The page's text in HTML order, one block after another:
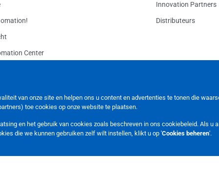
Center
Innovation Partners
Distributeurs
van onze site en helpen ons u content en advertenties te tonen die
toe cookies op onze website te plaatsen.
en het gebruik van cookies zoals beschreven in ons cookiebeleid. Als u
die we kunnen gebruiken zelf wilt instellen, klikt u op 'Cookies beheren'.